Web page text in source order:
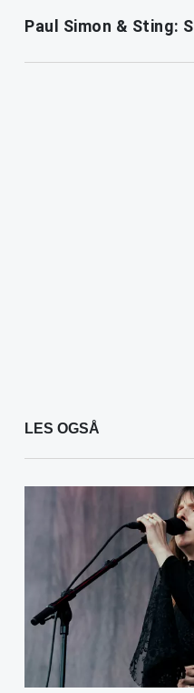
Paul Simon & Sting:
LES OGSÅ